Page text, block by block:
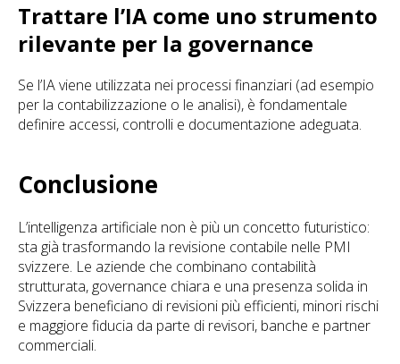
Trattare l’IA come uno strumento
rilevante per la governance
Se l’IA viene utilizzata nei processi finanziari (ad esempio
per la contabilizzazione o le analisi), è fondamentale
definire accessi, controlli e documentazione adeguata.
Conclusione
L’intelligenza artificiale non è più un concetto futuristico:
sta già trasformando la revisione contabile nelle PMI
svizzere. Le aziende che combinano contabilità
strutturata, governance chiara e una presenza solida in
Svizzera beneficiano di revisioni più efficienti, minori rischi
e maggiore fiducia da parte di revisori, banche e partner
commerciali.